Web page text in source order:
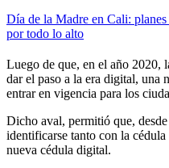
Día de la Madre en Cali:
por todo lo alto
Luego de que, en el año 2020,
dar el paso a la era digital, una
entrar en vigencia para los
Dicho aval, permitió que,
identificarse tanto con la
nueva cédula digital.